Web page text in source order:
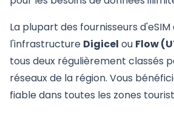
La plupart des fournisseurs
l'infrastructure Digicel ou Flow
tous deux régulièrement classés
réseaux de la région. Vous
fiable dans toutes les zones